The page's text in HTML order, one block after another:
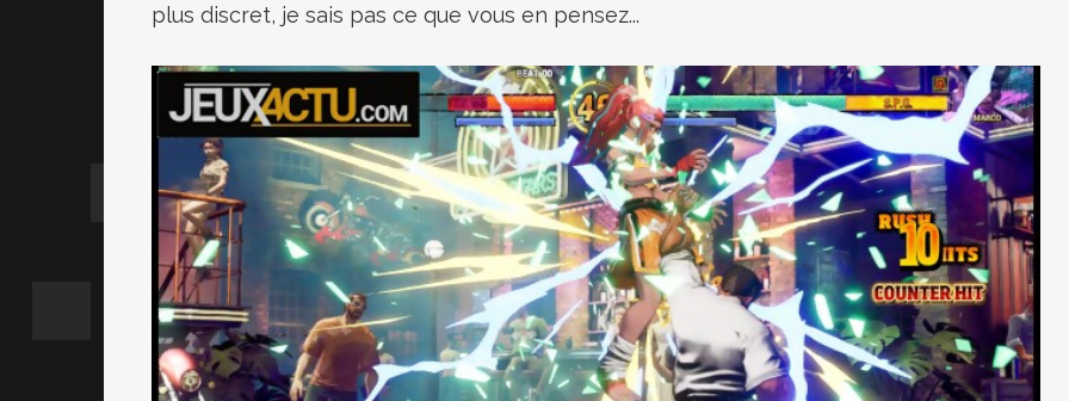
plus discret, je sais pas ce que vous en pensez...